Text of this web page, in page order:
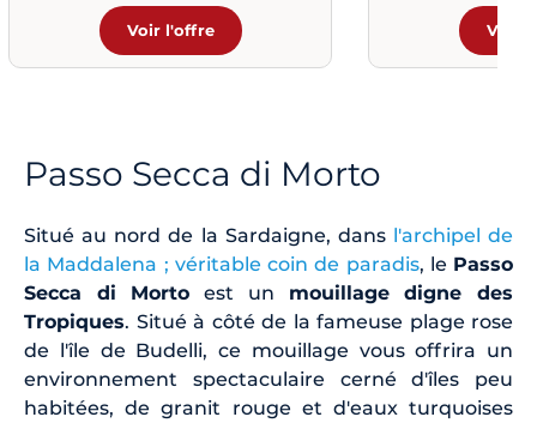
Voir l'offre Voir
Passo Secca di Morto
Situé au nord de la Sardaigne, dans l'archipel de
la Maddalena ; véritable coin de paradis, le Passo
Secca di Morto est un mouillage digne des
Tropiques. Situé à côté de la fameuse plage rose
de l'île de Budelli, ce mouillage vous offrira un
environnement spectaculaire cerné d'îles peu
habitées, de granit rouge et d'eaux turquoises